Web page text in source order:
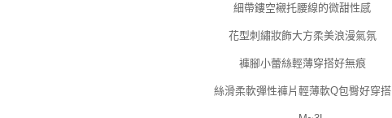
細帶鏤空襯托腰線的微甜性感
花型刺繡妝飾大方柔美浪漫氣氛
褲腳小蕾絲輕薄穿搭好無痕
絲滑柔軟彈性褲片輕薄軟Q包臀好穿搭